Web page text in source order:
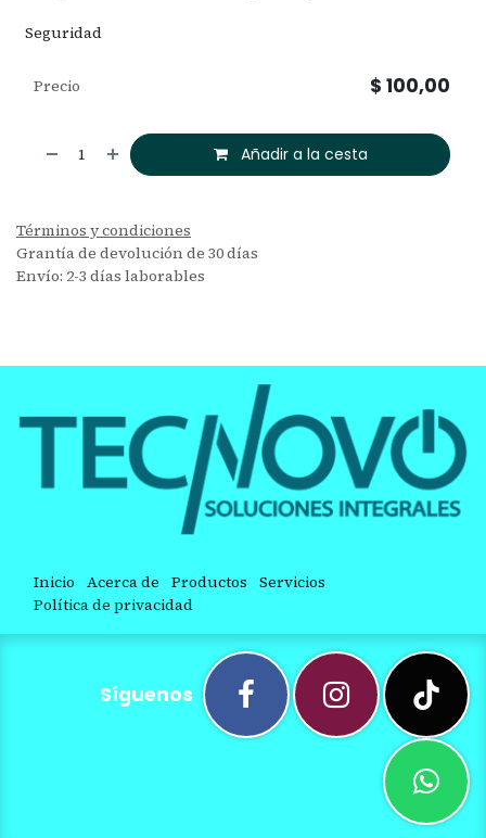
Seguridad
Añadir a la cesta
Precio $ 100,00
Términos y condiciones
Grantía de devolución de 30 días
Envío: 2-3 días laborables
Inicio Acerca de Productos Servicios
Política de privacidad
Síguenos